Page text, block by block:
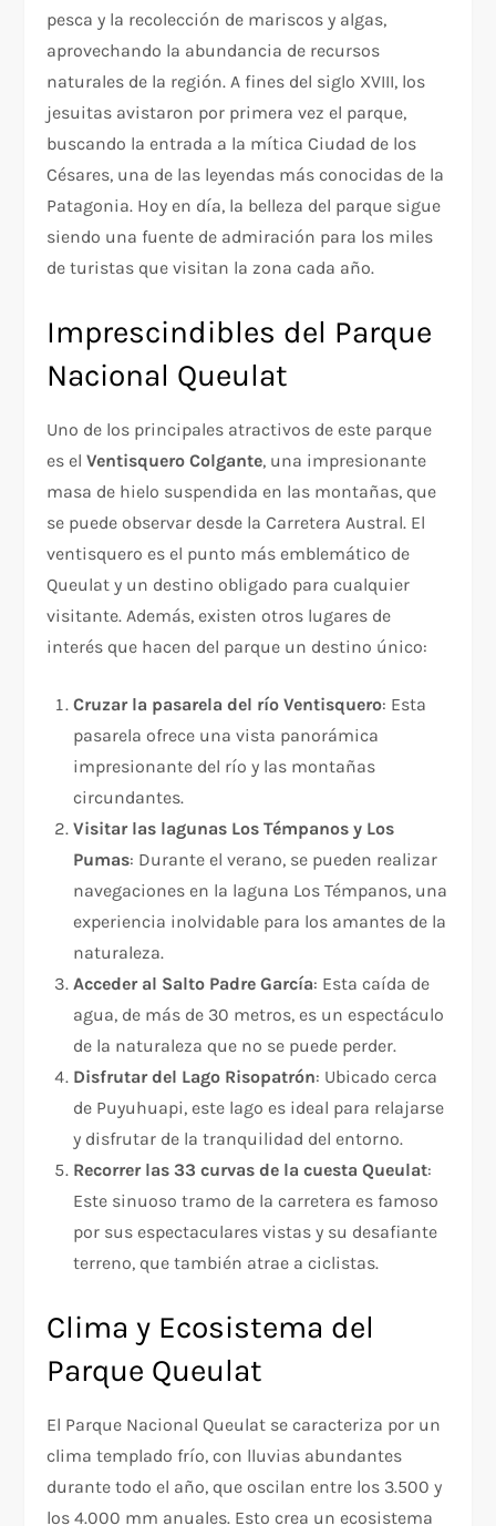
pesca y la recolección de mariscos y algas,
aprovechando la abundancia de recursos
naturales de la región. A fines del siglo XVIII, los
jesuitas avistaron por primera vez el parque,
buscando la entrada a la mítica Ciudad de los
Césares, una de las leyendas más conocidas de la
Patagonia. Hoy en día, la belleza del parque sigue
siendo una fuente de admiración para los miles
de turistas que visitan la zona cada año.
Imprescindibles del Parque
Nacional Queulat
Uno de los principales atractivos de este parque
es elVentisquero Colgante, una impresionante
masa de hielo suspendida en las montañas, que
se puede observar desde la Carretera Austral. El
ventisquero es el punto más emblemático de
Queulat y un destino obligado para cualquier
visitante. Además, existen otros lugares de
interés que hacen del parque un destino único:
Cruzar la pasarela del río Ventisquero: Esta
pasarela ofrece una vista panorámica
impresionante del río y las montañas
circundantes.
Visitar las lagunas Los Témpanos y Los
Pumas: Durante el verano, se pueden realizar
navegaciones en la laguna Los Témpanos, una
experiencia inolvidable para los amantes de la
naturaleza.
Acceder al Salto Padre García: Esta caída de
agua, de más de 30 metros, es un espectáculo
de la naturaleza que no se puede perder.
Disfrutar del Lago Risopatrón: Ubicado cerca
de Puyuhuapi, este lago es ideal para relajarse
y disfrutar de la tranquilidad del entorno.
Recorrer las 33 curvas de la cuesta Queulat:
Este sinuoso tramo de la carretera es famoso
por sus espectaculares vistas y su desafiante
terreno, que también atrae a ciclistas.
Clima y Ecosistema del
Parque Queulat
El Parque Nacional Queulat se caracteriza por un
clima templado frío, con lluvias abundantes
durante todo el año, que oscilan entre los 3.500 y
los 4.000 mm anuales. Esto crea un ecosistema